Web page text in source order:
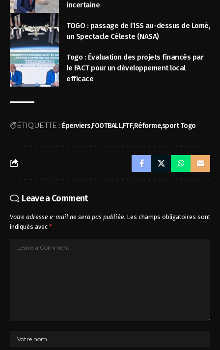
incertaine
TOGO : passage de l’ISS au-dessus de Lomé,
un Spectacle Céleste (NASA)
Togo : Évaluation des projets financés par
le FACT pour un développement local
efficace
ÉTIQUETTE : ÉperviersFOOTBALLFTFRéformesport Togo
Leave a Comment
Votre adresse e-mail ne sera pas publiée. Les champs obligatoires sont
indiqués avec *